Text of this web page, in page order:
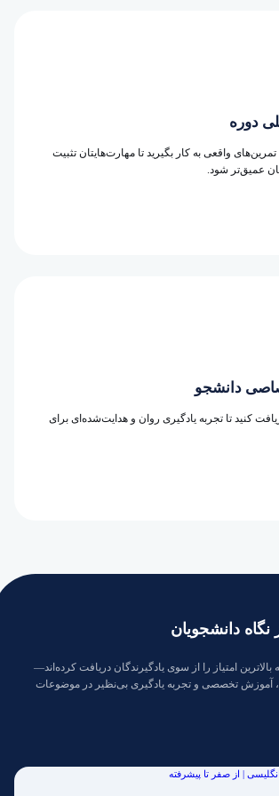
دوره
تمرین‌های واقعی به کار بگیرید تا مهارت‌هایتان تثبیت
عمیق‌تر شود.
دانشجو
کنید تا تجربه یادگیری روان و هدایت‌شده‌ای برای
نگاه دانشجویان
بالاترین امتیاز را از سوی یادگیرندگان دریافت کرده‌اند—
آموزش تخصصی و تجربه یادگیری بی‌نظیر در موضوعات